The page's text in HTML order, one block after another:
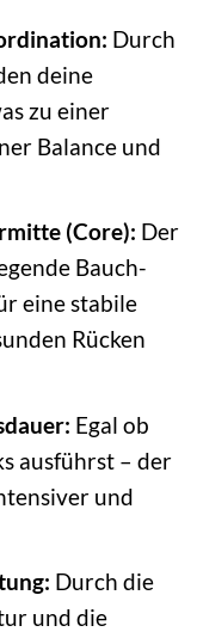
Durch
deine
zu einer
Balance und
(Core): Der
Bauch-
eine stabile
Rücken
Egal ob
ausführst – der
und
Durch die
und die